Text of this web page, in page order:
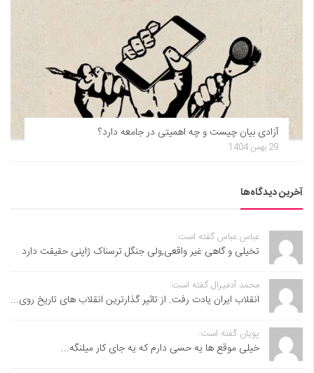
آزادی بیان چیست و چه اهمیتی در جامعه دارد؟
29 بهمن 1404
آخرین دیدگاه‌ها
عباس عباس گفته است:
تخیلی و گاهی غیر واقعی,ولی جنگل ترسناک ژاپنی حقیقت دارد
محمد آدمیرال گفته است:
انقلاب ایران یادت رفت. از تاثیر گذارترین انقلاب های تاریخ روی...
پویان گفته است:
خیلی موقع ها یه حسی دارم که یه جای کار میلنگه...